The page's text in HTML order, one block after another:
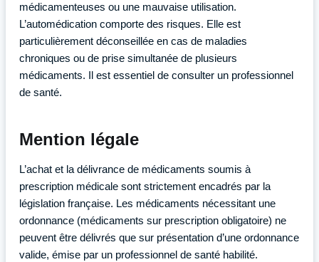
médicamenteuses ou une mauvaise utilisation.
L’automédication comporte des risques. Elle est
particulièrement déconseillée en cas de maladies
chroniques ou de prise simultanée de plusieurs
médicaments. Il est essentiel de consulter un professionnel
de santé.
Mention légale
L’achat et la délivrance de médicaments soumis à
prescription médicale sont strictement encadrés par la
législation française. Les médicaments nécessitant une
ordonnance (médicaments sur prescription obligatoire) ne
peuvent être délivrés que sur présentation d’une ordonnance
valide, émise par un professionnel de santé habilité.